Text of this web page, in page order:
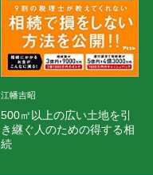
江幡吉昭
500㎡以上の広い土地を引
き継ぐ人のための得する相
続